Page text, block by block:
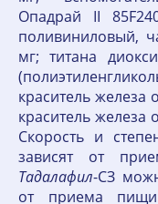
Опадрай II
поливиниловый,
мг; титана
краситель железа
краситель железа
Скорость и
зависят от
Тадалафил-СЗ
от приема пищи.